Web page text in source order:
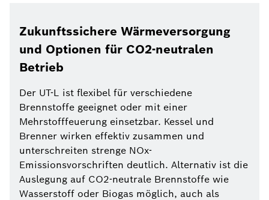
Zukunftssichere Wärmeversorgung
und Optionen für CO2-neutralen
Betrieb
Der UT-L ist flexibel für verschiedene
Brennstoffe geeignet oder mit einer
Mehrstofffeuerung einsetzbar. Kessel und
Brenner wirken effektiv zusammen und
unterschreiten strenge NOx-
Emissionsvorschriften deutlich. Alternativ ist die
Auslegung auf CO2-neutrale Brennstoffe wie
Wasserstoff oder Biogas möglich, auch als